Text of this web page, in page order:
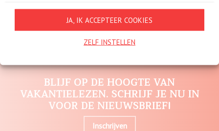
JA, IK ACCEPTEER COOKIES
ZELF INSTELLEN
Alle nieuwsberichten
BLIJF OP DE HOOGTE VAN
VAKANTIELEZEN. SCHRIJF JE NU IN
VOOR DE NIEUWSBRIEF!
Inschrijven